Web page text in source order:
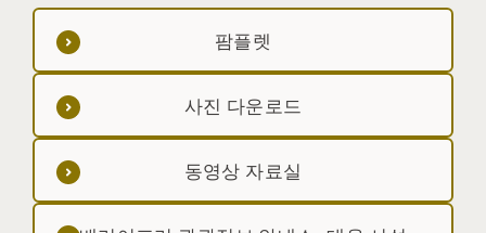
팜플렛
사진 다운로드
동영상 자료실